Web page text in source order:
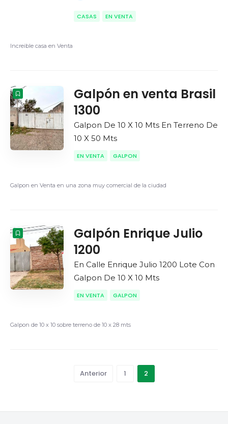
CASAS EN VENTA
Increible casa en Venta
Galpón en venta Brasil
1300
Galpon De 10 X 10 Mts En Terreno De
10 X 50 Mts
EN VENTA GALPON
Galpon en Venta en una zona muy comercial de la ciudad
Galpón Enrique Julio
1200
En Calle Enrique Julio 1200 Lote Con
Galpon De 10 X 10 Mts
EN VENTA GALPON
Galpon de 10 x 10 sobre terreno de 10 x 28 mts
Anterior 1 2